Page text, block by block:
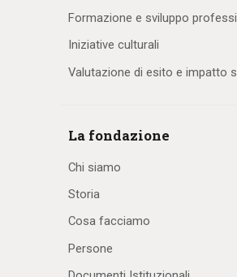
Formazione e sviluppo
Iniziative culturali
Valutazione di esito e impatto
La fondazione
Chi siamo
Storia
Cosa facciamo
Persone